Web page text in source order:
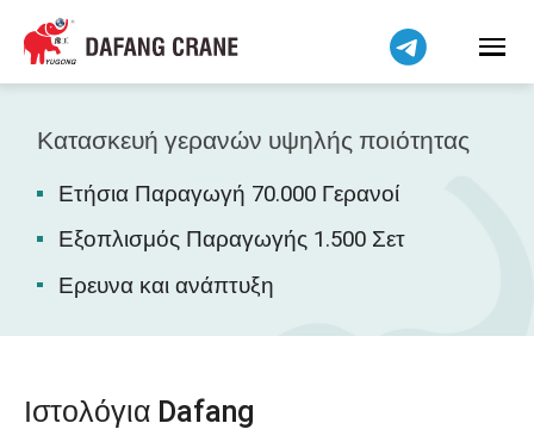
Κατασκευή γερανών υψηλής ποιότητας
Ετήσια Παραγωγή 70.000 Γερανοί
Εξοπλισμός Παραγωγής 1.500 Σετ
Ερευνα και ανάπτυξη
Ιστολόγια Dafang
Bahasa Indonesia
Bahasa Melayu
Tiếng Việt
简体中文
فارسی
Pilipino
اردو
Беларуская мова
Kiswahili